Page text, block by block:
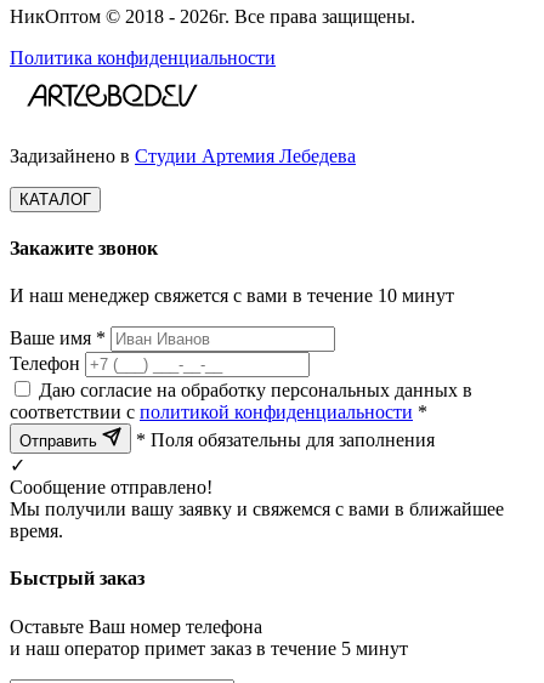
НикОптом © 2018 - 2026г. Все права защищены.
Политика конфиденциальности
Задизайнено в Студии Артемия Лебедева
КАТАЛОГ
Закажите звонок
И наш менеджер свяжется с вами в течение 10 минут
Ваше имя *
Телефон
Даю согласие на обработку персональных данных в
соответствии с политикой конфиденциальности *
Отправить
* Поля обязательны для заполнения
✓
Сообщение отправлено!
Мы получили вашу заявку и свяжемся с вами в ближайшее
время.
Быстрый заказ
Оставьте Ваш номер телефона
и наш оператор примет заказ в течение 5 минут